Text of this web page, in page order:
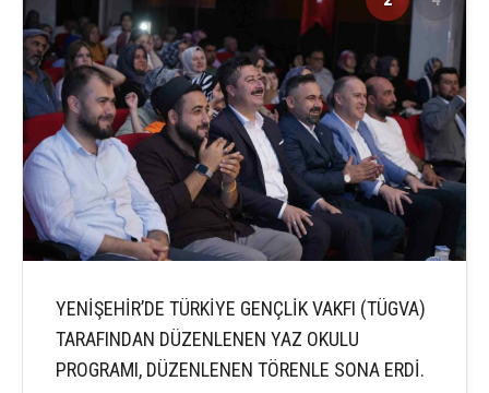
YENİŞEHİR’DE TÜRKİYE GENÇLİK VAKFI (TÜGVA)
TARAFINDAN DÜZENLENEN YAZ OKULU
PROGRAMI, DÜZENLENEN TÖRENLE SONA ERDİ.